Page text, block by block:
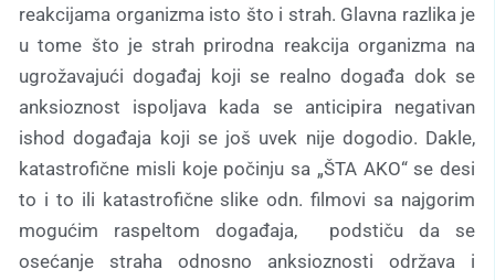
reakcijama organizma isto što i strah. Glavna razlika je
u tome što je strah prirodna reakcija organizma na
ugrožavajući događaj koji se realno događa dok se
anksioznost ispoljava kada se anticipira negativan
ishod događaja koji se još uvek nije dogodio. Dakle,
katastrofične misli koje počinju sa „ŠTA AKO“ se desi
to i to ili katastrofične slike odn. filmovi sa najgorim
mogućim raspeltom događaja, podstiču da se
osećanje straha odnosno anksioznosti održava i